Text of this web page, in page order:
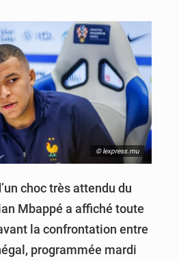
© lexpress.mu
choc très attendu du
Mbappé a affiché toute
la confrontation entre
programmée mardi